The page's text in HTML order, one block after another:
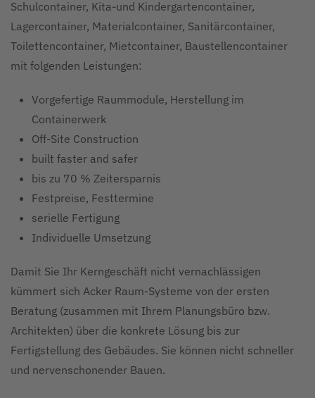
Schulcontainer, Kita-und Kindergartencontainer,
Lagercontainer, Materialcontainer, Sanitärcontainer,
Toilettencontainer, Mietcontainer, Baustellencontainer
mit folgenden Leistungen:
Vorgefertige Raummodule, Herstellung im
Containerwerk
Off-Site Construction
built faster and safer
bis zu 70 % Zeitersparnis
Festpreise, Festtermine
serielle Fertigung
Individuelle Umsetzung
Damit Sie Ihr Kerngeschäft nicht vernachlässigen
kümmert sich Acker Raum-Systeme von der ersten
Beratung (zusammen mit Ihrem Planungsbüro bzw.
Architekten) über die konkrete Lösung bis zur
Fertigstellung des Gebäudes. Sie können nicht schneller
und nervenschonender Bauen.